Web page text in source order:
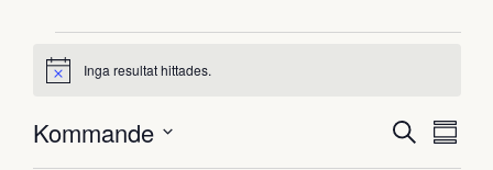
Notis Inga resultat hittades.
Sök
Kommande